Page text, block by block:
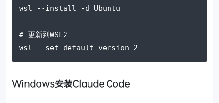
wsl
--install -d Ubuntu
# 更新到WSL2
wsl
--set-default-version 2
Windows安装Claude Code